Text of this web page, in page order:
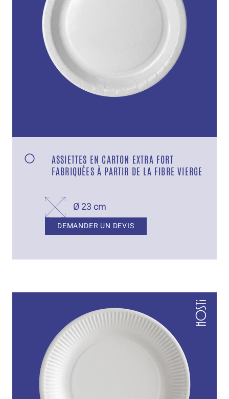
ASSIETTES EN CARTON EXTRA FORT
FABRIQUÉES À PARTIR DE LA FIBRE VIERGE
Ø 23 cm
DEMANDER UN DEVIS